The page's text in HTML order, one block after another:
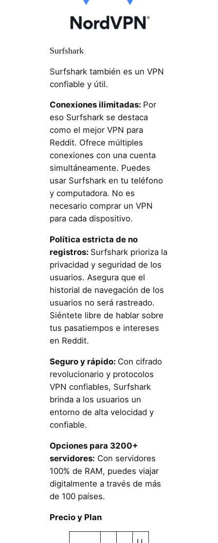
Surfshark
Surfshark también es un VPN
confiable y útil.
Conexiones ilimitadas: Por
eso Surfshark se destaca
como el mejor VPN para
Reddit. Ofrece múltiples
conexiones con una cuenta
simultáneamente. Puedes
usar Surfshark en tu teléfono
y computadora. No es
necesario comprar un VPN
para cada dispositivo.
Política estricta de no
registros: Surfshark prioriza la
privacidad y seguridad de los
usuarios. Asegura que el
historial de navegación de los
usuarios no será rastreado.
Siéntete libre de hablar sobre
tus pasatiempos e intereses
en Reddit.
Seguro y rápido: Con cifrado
revolucionario y protocolos
VPN confiables, Surfshark
brinda a los usuarios un
entorno de alta velocidad y
confiable.
Opciones para 3200+
servidores: Con servidores
100% de RAM, puedes viajar
digitalmente a través de más
de 100 países.
Precio y Plan